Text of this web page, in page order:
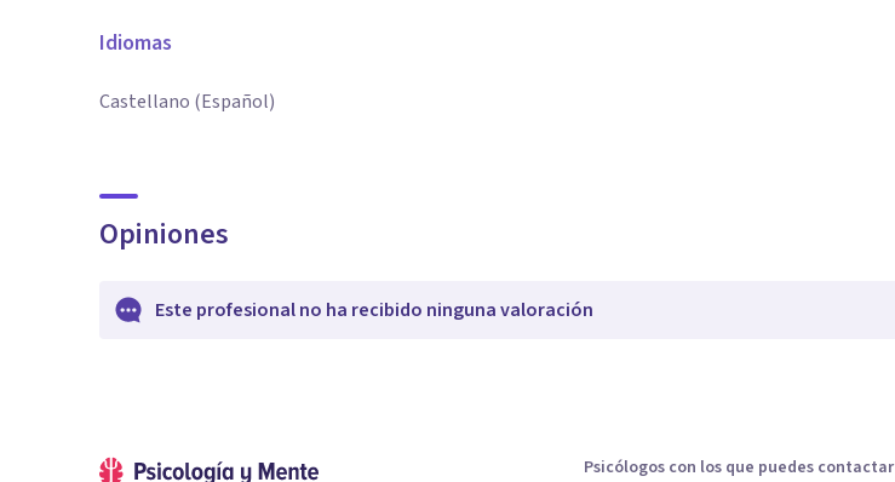
Idiomas
Castellano (Español)
Opiniones
Este profesional no ha recibido ninguna valoración
Psicólogos con los que puedes contactar